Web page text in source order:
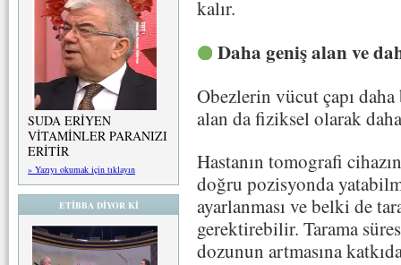
SUDA ERİYEN
VİTAMİNLER PARANIZI
ERİTİR
» Yazıyı okumak için tıklayın
ETİBBA DİYOR Kİ
kalır.
Daha geniş alan ve
Obezlerin vücut çapı
alan da fiziksel olarak
Hastanın tomografi
doğru pozisyonda
ayarlanması ve belki de
gerektirebilir. Tarama
dozunun artmasına